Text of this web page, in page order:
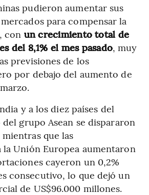
pudieron aumentar sus
para compensar la
con un crecimiento total de
del 8,1% el mes pasado, muy
previsiones de los
por debajo del aumento de
y a los diez países del
grupo Asean se dispararon
que las
Unión Europea aumentaron
cayeron un 0,2%
consecutivo, lo que dejó un
de US$96.000 millones.